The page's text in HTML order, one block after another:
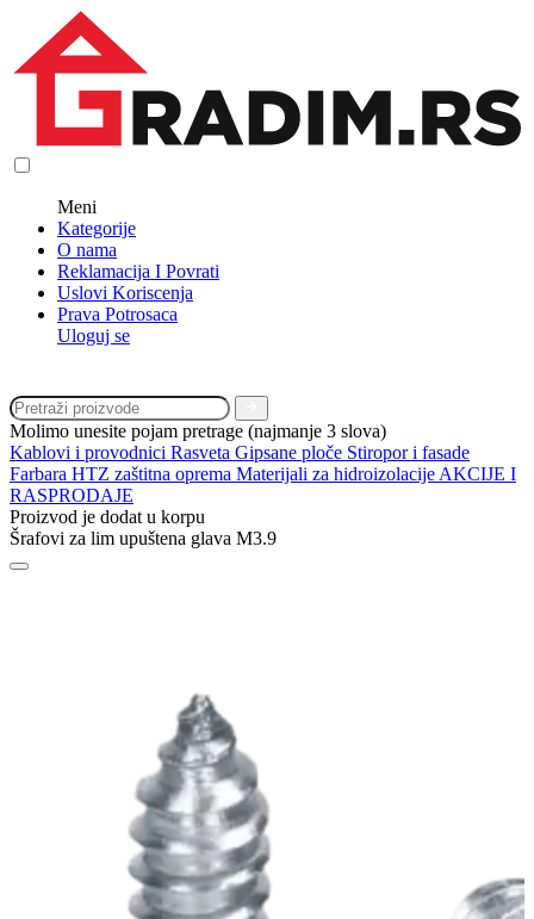
Meni
Kategorije
O nama
Reklamacija I Povrati
Uslovi Koriscenja
Prava Potrosaca
Uloguj se
Molimo unesite pojam pretrage (najmanje 3 slova)
Kablovi i provodnici Rasveta Gipsane ploče Stiropor i fasade
Farbara HTZ zaštitna oprema Materijali za hidroizolacije AKCIJE I
RASPRODAJE
Proizvod je dodat u korpu
Šrafovi za lim upuštena glava M3.9